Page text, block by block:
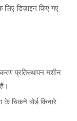
लिए डिज़ाइन किए गए
प्रतिस्थापन मशीन
के चिकने बोर्ड किनारे